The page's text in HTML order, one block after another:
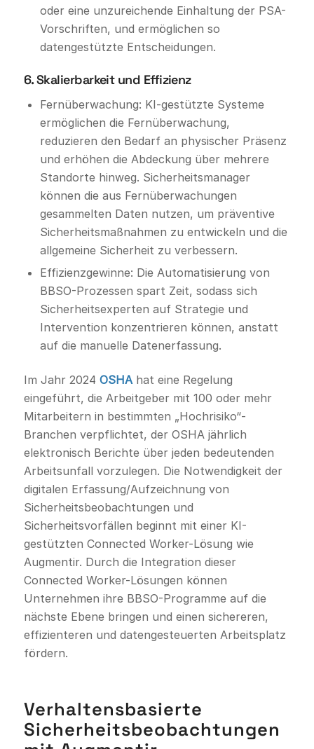
oder eine unzureichende Einhaltung der PSA-
Vorschriften, und ermöglichen so
datengestützte Entscheidungen.
6. Skalierbarkeit und Effizienz
Fernüberwachung: KI-gestützte Systeme
ermöglichen die Fernüberwachung,
reduzieren den Bedarf an physischer Präsenz
und erhöhen die Abdeckung über mehrere
Standorte hinweg. Sicherheitsmanager
können die aus Fernüberwachungen
gesammelten Daten nutzen, um präventive
Sicherheitsmaßnahmen zu entwickeln und die
allgemeine Sicherheit zu verbessern.
Effizienzgewinne: Die Automatisierung von
BBSO-Prozessen spart Zeit, sodass sich
Sicherheitsexperten auf Strategie und
Intervention konzentrieren können, anstatt
auf die manuelle Datenerfassung.
Im Jahr 2024 OSHAhat eine Regelung
eingeführt, die Arbeitgeber mit 100 oder mehr
Mitarbeitern in bestimmten „Hochrisiko“-
Branchen verpflichtet, der OSHA jährlich
elektronisch Berichte über jeden bedeutenden
Arbeitsunfall vorzulegen. Die Notwendigkeit der
digitalen Erfassung/Aufzeichnung von
Sicherheitsbeobachtungen und
Sicherheitsvorfällen beginnt mit einer KI-
gestützten Connected Worker-Lösung wie
Augmentir. Durch die Integration dieser
Connected Worker-Lösungen können
Unternehmen ihre BBSO-Programme auf die
nächste Ebene bringen und einen sichereren,
effizienteren und datengesteuerten Arbeitsplatz
fördern.
Verhaltensbasierte
Sicherheitsbeobachtungen